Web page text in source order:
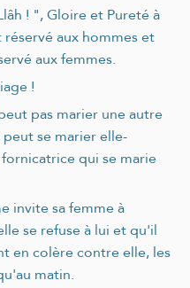
! ", Gloire et Pureté à
aux hommes et
aux femmes.
!
pas marier une autre
se marier elle-
qui se marie
invite sa femme à
se refuse à lui et qu'il
en colère contre elle, les
matin.